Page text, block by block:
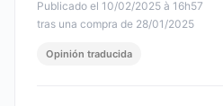
Publicado el 10/02/2025 à 16h57
tras una compra de 28/01/2025
Opinión traducida